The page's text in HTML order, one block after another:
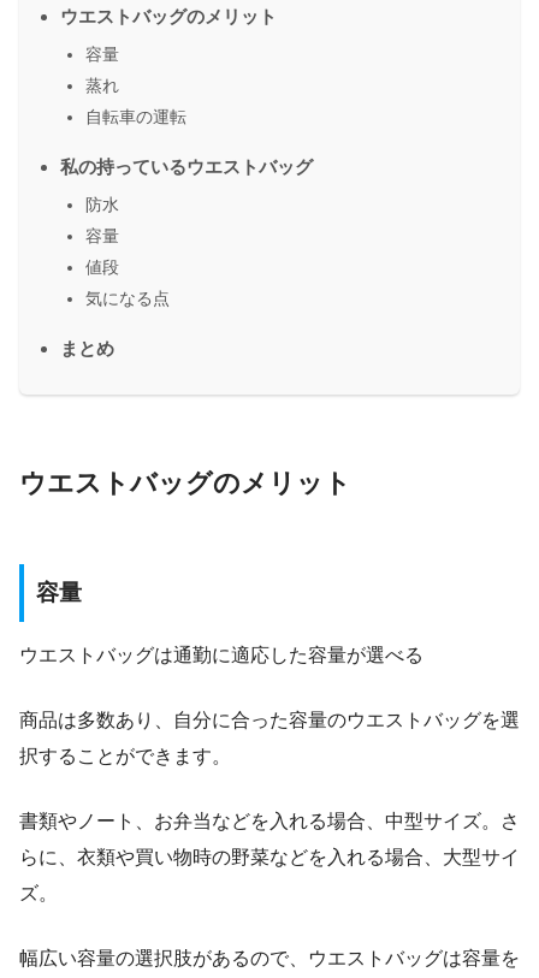
ウエストバッグのメリット
容量
蒸れ
自転車の運転
私の持っているウエストバッグ
防水
容量
値段
気になる点
まとめ
ウエストバッグのメリット
容量
ウエストバッグは通勤に適応した容量が選べる
商品は多数あり、自分に合った容量のウエストバッグを選
択することができます。
書類やノート、お弁当などを入れる場合、中型サイズ。さ
らに、衣類や買い物時の野菜などを入れる場合、大型サイ
ズ。
幅広い容量の選択肢があるので、ウエストバッグは容量を